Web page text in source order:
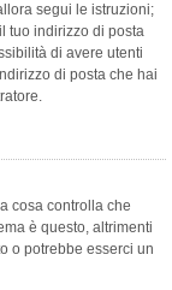
segui le istruzioni;
tuo indirizzo di posta
di avere utenti
di posta che hai
cosa controlla che
è questo, altrimenti
o potrebbe esserci un